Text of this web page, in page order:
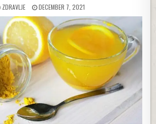
AUTHOR:
ZDRAVLJE PUBLISHED DATE:
DECEMBER 7, 2021